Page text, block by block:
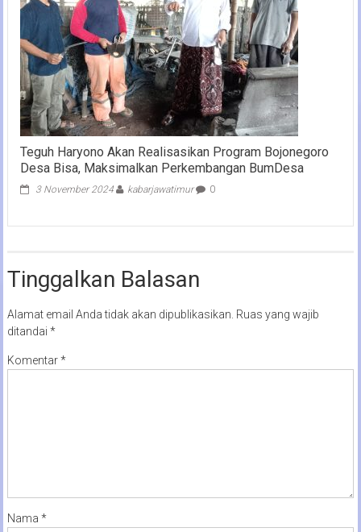
Teguh Haryono Akan Realisasikan Program Bojonegoro
Desa Bisa, Maksimalkan Perkembangan BumDesa
3 November 2024 kabarjawatimur 0
Tinggalkan Balasan
Alamat email Anda tidak akan dipublikasikan. Ruas yang wajib
ditandai *
Komentar*
Nama *